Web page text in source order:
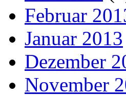
Februar
Januar 2013
Dezember
November